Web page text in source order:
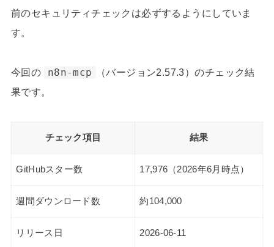
前のセキュリティチェックは必ずするようにしていま
す。
今回の n8n-mcp
（バージョン2.57.3）のチェック結
果です。
チェック項目 結果
GitHubスター数 17,976（2026年6月時点）
週間ダウンロード数 約104,000
リリース日 2026-06-11